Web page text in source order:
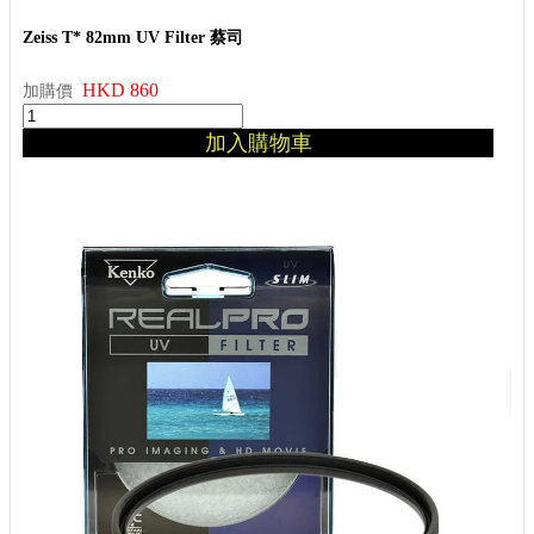
Zeiss T* 82mm UV Filter 蔡司
加購價 HKD 860
加入購物車